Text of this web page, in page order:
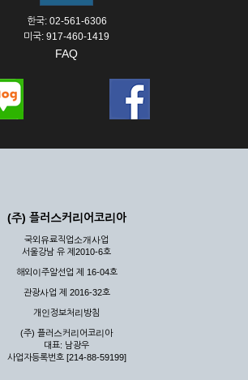
한국: 02-561-6306
미국: 917-460-1419
FAQ
(주) 플러스커리어코리아
국외유료직업소개사업
서울강남 유 제2010-6호
해외이주알선업 제 16-04호
관광사업 제 2016-32호
개인정보처리방침
(주) 플러스커리어코리아
대표: 남광우
사업자등록번호 [214-88-59199]